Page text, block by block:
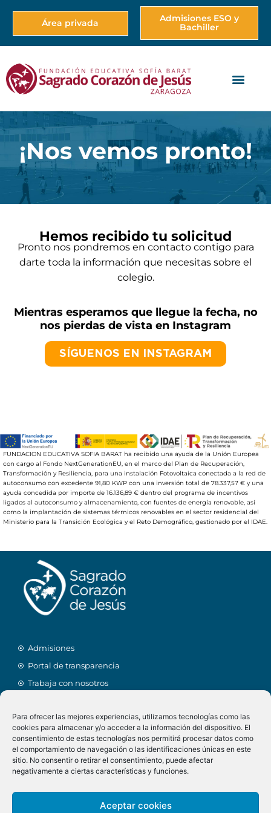
Para ofrecer las mejores experiencias, utilizamos tecnologías como las
cookies para almacenar y/o acceder a la información del dispositivo. El
consentimiento de estas tecnologías nos permitirá procesar datos como
el comportamiento de navegación o las identificaciones únicas en este
sitio. No consentir o retirar el consentimiento, puede afectar
negativamente a ciertas características y funciones.
Aceptar cookies
Área privada
Admisiones ESO y
Bachiller
¡Nos vemos pronto!
Hemos recibido tu solicitud
Pronto nos pondremos en contacto contigo para
darte toda la información que necesitas sobre el
colegio.
Mientras esperamos que llegue la fecha, no
nos pierdas de vista en Instagram
SÍGUENOS EN INSTAGRAM
FUNDACION EDUCATIVA SOFIA BARAT ha recibido una ayuda de la Unión Europea
con cargo al Fondo NextGenerationEU, en el marco del Plan de Recuperación,
Transformación y Resiliencia, para una instalación Fotovoltaica conectada a la red de
autoconsumo con excedente 91,80 KWP con una inversión total de 78.337,57 € y una
ayuda concedida por importe de 16.136,89 € dentro del programa de incentivos
ligados al autoconsumo y almacenamiento, con fuentes de energía renovable, así
como la implantación de sistemas térmicos renovables en el sector residencial del
Ministerio para la Transición Ecológica y el Reto Demográfico, gestionado por el IDAE.
Admisiones
Portal de transparencia
Trabaja con nosotros
Alexia
Menú comedor
Calendario
AMPA
Facebook
Linkedin
Twitter
Instagram